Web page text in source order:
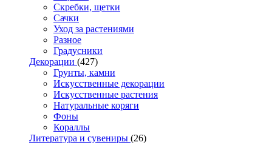
Скребки, щетки
Сачки
Уход за растениями
Разное
Градусники
Декорации (427)
Грунты, камни
Искусственные декорации
Искусственные растения
Натуральные коряги
Фоны
Кораллы
Литература и сувениры (26)